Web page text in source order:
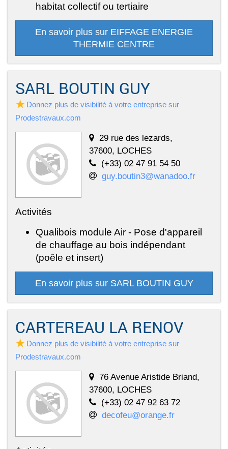
habitat collectif ou tertiaire
En savoir plus sur EIFFAGE ENERGIE
THERMIE CENTRE
SARL BOUTIN GUY
Donnez plus de visibilité à votre entreprise sur
Prodestravaux.com
29 rue des lezards,
37600, LOCHES
(+33) 02 47 91 54 50
guy.boutin3@wanadoo.fr
Activités
Qualibois module Air - Pose d'appareil
de chauffage au bois indépendant
(poêle et insert)
En savoir plus sur SARL BOUTIN GUY
CARTEREAU LA RENOV
Donnez plus de visibilité à votre entreprise sur
Prodestravaux.com
76 Avenue Aristide Briand,
37600, LOCHES
(+33) 02 47 92 63 72
decofeu@orange.fr